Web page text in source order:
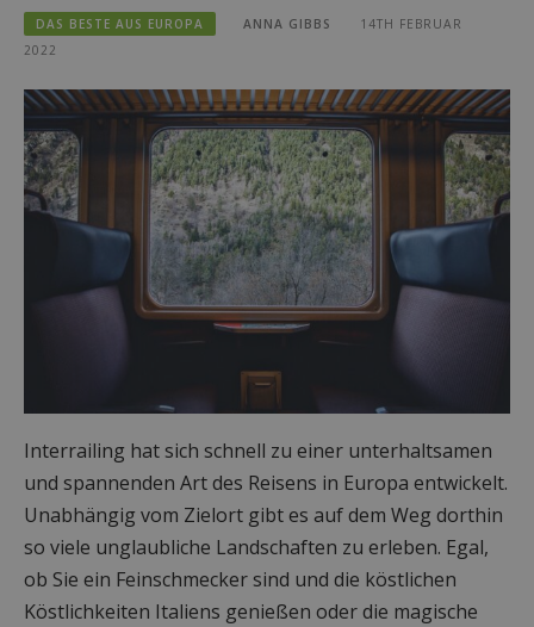
DAS BESTE AUS EUROPA ANNA GIBBS
14TH FEBRUAR
2022
Interrailing hat sich schnell zu einer unterhaltsamen
und spannenden Art des Reisens in Europa entwickelt.
Unabhängig vom Zielort gibt es auf dem Weg dorthin
so viele unglaubliche Landschaften zu erleben. Egal,
ob Sie ein Feinschmecker sind und die köstlichen
Köstlichkeiten Italiens genießen oder die magische